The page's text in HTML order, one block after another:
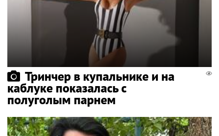
Тринчер в купальнике и на
каблуке показалась с
полуголым парнем